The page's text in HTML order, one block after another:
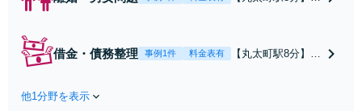
く冷静な主張が重
借金・債務整理 事例1件 料金表有
【丸太町駅8分】
他1分野を表示